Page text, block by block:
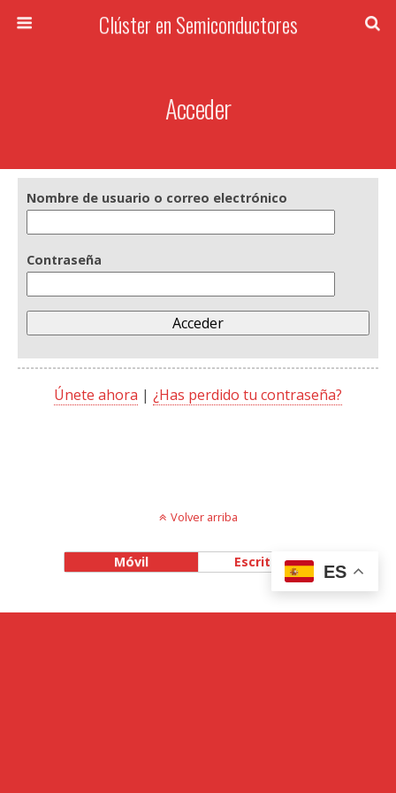
Clúster en Semiconductores
Acceder
Nombre de usuario o correo electrónico
Contraseña
Únete ahora | ¿Has perdido tu contraseña?
Volver arriba
Móvil Escritorio
ES